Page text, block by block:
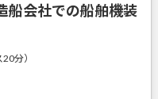
船会社での船舶機装
分）